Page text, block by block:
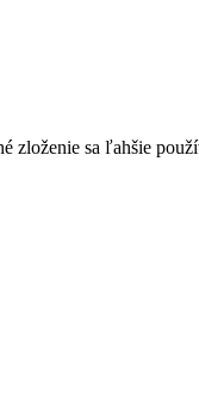
zloženie sa ľahšie